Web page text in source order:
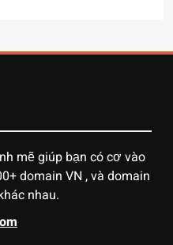
mẽ giúp bạn có cơ vào
domain VN , và domain
nhau.
về Việt Nam: Nên
order 1688 bị lỗ
sô